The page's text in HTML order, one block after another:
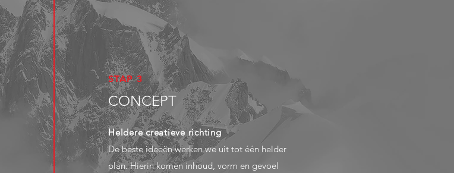
STAP 3
CONCEPT
Heldere creatieve richting
De beste ideeën werken we uit tot één helder
plan. Hierin komen inhoud, vorm en gevoel